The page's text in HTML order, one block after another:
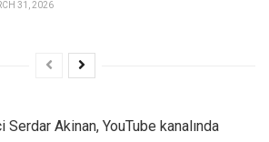
31, 2026
Akinan, YouTube kanalında